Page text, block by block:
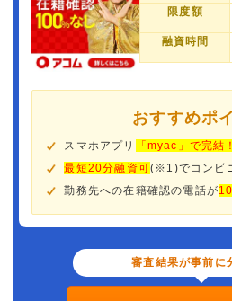
限度額
融資時間
おすすめポ
スマホアプリ
「myac」で完結！
最短20分融資可(※1)でコンビ
勤務先への在籍確認の電話が
審査結果が事前に